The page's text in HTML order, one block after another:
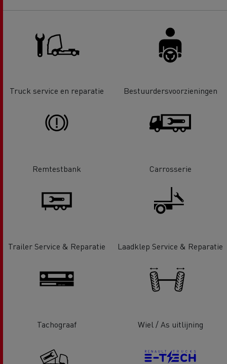
Truck service en reparatie Bestuurdersvoorzieningen
Remtestbank Carrosserie
Trailer Service & Reparatie Laadklep Service & Reparatie
Tachograaf Wiel / As uitlijning